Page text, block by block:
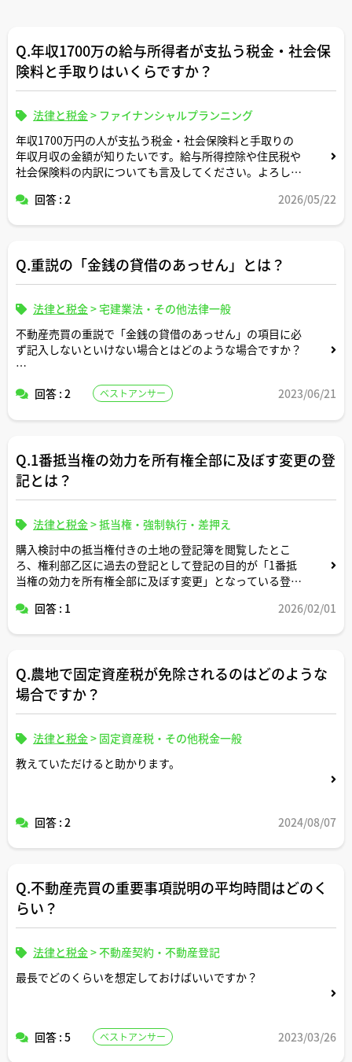
Q.年収1700万の給与所得者が支払う税金・社会保
険料と手取りはいくらですか？
法律と税金> ファイナンシャルプランニング
年収1700万円の人が支払う税金・社会保険料と手取りの
年収月収の金額が知りたいです。給与所得控除や住民税や
社会保険料の内訳についても言及してください。よろしく
回答 : 2 2026/05/22
Q.重説の「金銭の貸借のあっせん」とは？
法律と税金>宅建業法・その他法律一般
不動産売買の重説で「金銭の貸借のあっせん」の項目に必
ず記入しないといけない場合とはどのような場合ですか？
たるか当たらないかを区別する明確な基準は存在するので
回答 : 2 ベストアンサー 2023/06/21
Q.1番抵当権の効力を所有権全部に及ぼす変更の登
記とは？
法律と税金>抵当権・強制執行・差押え
購入検討中の抵当権付きの土地の登記簿を閲覧したとこ
ろ、権利部乙区に過去の登記として登記の目的が「1番抵
当権の効力を所有権全部に及ぼす変更」となっている登記
渡し時に売主が代金で融資を完済し、同日中に抵当権抹消
と所有権移転を行う前提での購入検討です。）
回答 : 1 2026/02/01
Q.農地で固定資産税が免除されるのはどのような
場合ですか？
法律と税金> 固定資産税・その他税金一般
教えていただけると助かります。
回答 : 2 2024/08/07
Q.不動産売買の重要事項説明の平均時間はどのく
らい？
法律と税金>不動産契約・不動産登記
最長でどのくらいを想定しておけばいいですか？
回答 : 5 ベストアンサー 2023/03/26